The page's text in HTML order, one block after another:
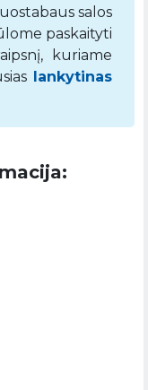
salos
paskaityti
kuriame
lankytinas